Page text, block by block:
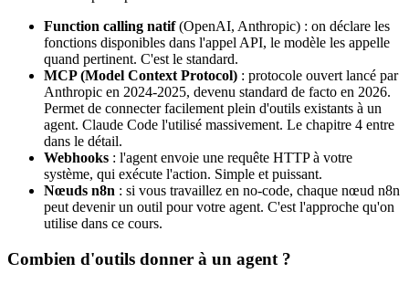
Function calling natif(OpenAI, Anthropic) : on déclare les
fonctions disponibles dans l'appel API, le modèle les appelle
quand pertinent. C'est le standard.
MCP (Model Context Protocol) : protocole ouvert lancé par
Anthropic en 2024-2025, devenu standard de facto en 2026.
Permet de connecter facilement plein d'outils existants à un
agent. Claude Code l'utilisé massivement. Le chapitre 4 entre
dans le détail.
Webhooks : l'agent envoie une requête HTTP à votre
système, qui exécute l'action. Simple et puissant.
Nœuds n8n : si vous travaillez en no-code, chaque nœud n8n
peut devenir un outil pour votre agent. C'est l'approche qu'on
utilise dans ce cours.
Combien d'outils donner à un agent ?